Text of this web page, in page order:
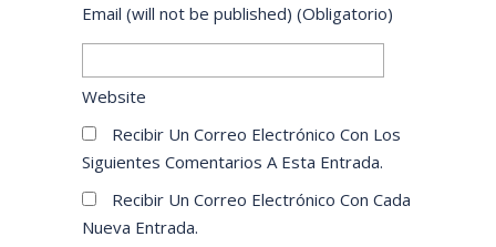
Email (will not be published) (obligatorio)
Website
Recibir Un Correo Electrónico Con Los
Siguientes Comentarios A Esta Entrada.
Recibir Un Correo Electrónico Con Cada
Nueva Entrada.